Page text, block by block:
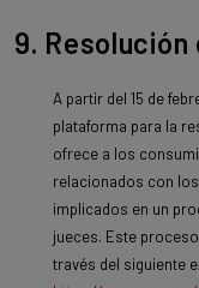
9.
A partir del 15 de
plataforma para la
ofrece a los
relacionados con
implicados en un
jueces. Este
través del siguiente